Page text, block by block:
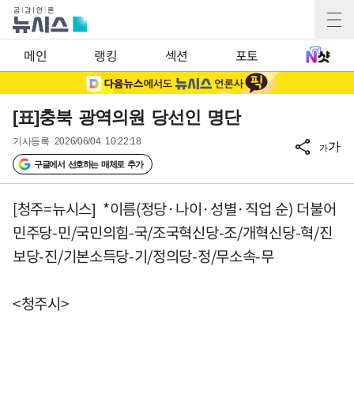
메인 랭킹 섹션 포토
[표]충북 광역의원 당선인 명단
기사등록 2026/06/04 10:22:18
구글에서 선호하는 매체로 추가
가가
[청주=뉴시스] *이름(정당·나이·성별·직업 순) 더불어
민주당-민/국민의힘-국/조국혁신당-조/개혁신당-혁/진
보당-진/기본소득당-기/정의당-정/무소속-무
<청주시>